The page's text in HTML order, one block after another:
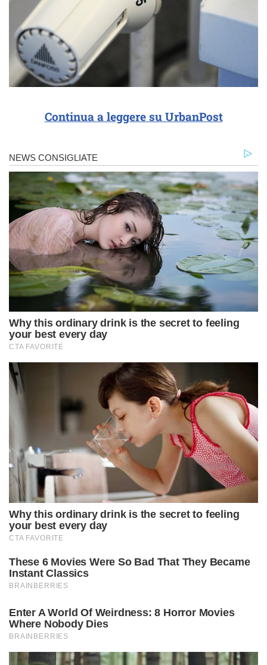
Continua a leggere su UrbanPost